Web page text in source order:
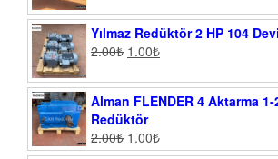
Yılmaz Redüktör 2 HP 104
2.00₺ 1.00₺
Alman FLENDER 4 Aktarma
Redüktör
2.00₺ 1.00₺